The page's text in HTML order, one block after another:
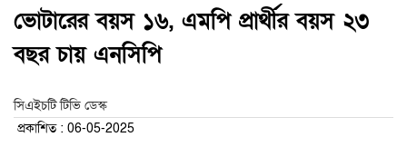
ভোটারের বয়স ১৬, এমপি প্রার্থীর বয়স ২৩
বছর চায় এনসিপি
সিএইচটি টিভি ডেস্ক
প্রকাশিত : 06-05-2025